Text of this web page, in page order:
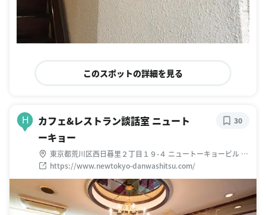
このスポットの詳細を見る
H
カフェ&レストラン談話室 ニュート
ーキョー
東京都荒川区西日暮里２丁目１９-４ ニュートーキョービル ２
Ｆ
https://www.newtokyo-danwashitsu.com/
30